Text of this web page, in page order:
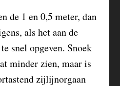
de 1 en 0,5 meter, dan
als het aan de
snel opgeven. Snoek
minder zien, maar is
zijlijnorgaan